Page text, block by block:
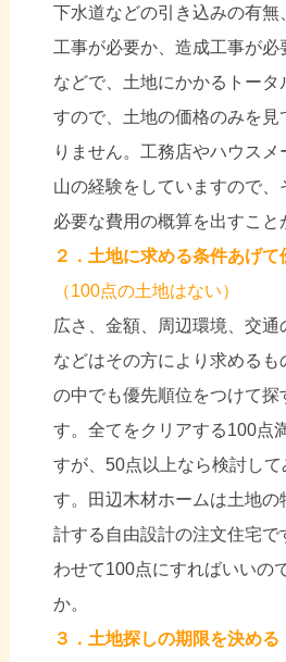
下水道などの引き込みの有無
工事が必要か、造成工事が必
などで、土地にかかるトータ
すので、土地の価格のみを見
りません。工務店やハウスメ
山の経験をしていますので、
必要な費用の概算を出すこと
２．土地に求める条件あげ
（100点の土地はない）
広さ、金額、周辺環境、交通
などはその方により求めるも
の中でも優先順位をつけて探
す。全てをクリアする100点
すが、50点以上なら検討して
す。田辺木材ホームは土地の
計する自由設計の注文住宅で
わせて100点にすればいいの
か。
３．土地探しの期限を決める